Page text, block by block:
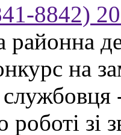
8842) 20
районна
на
роботі